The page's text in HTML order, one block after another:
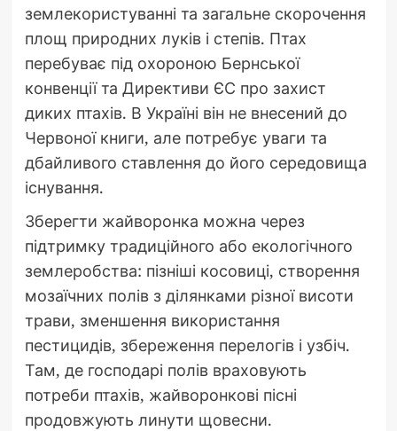
землекористуванні та загальне скорочення
площ природних луків і степів. Птах
перебуває під охороною Бернської
конвенції та Директиви ЄС про захист
диких птахів. В Україні він не внесений до
Червоної книги, але потребує уваги та
дбайливого ставлення до його середовища
існування.
Зберегти жайворонка можна через
підтримку традиційного або екологічного
землеробства: пізніші косовиці, створення
мозаїчних полів з ділянками різної висоти
трави, зменшення використання
пестицидів, збереження перелогів і узбіч.
Там, де господарі полів враховують
потреби птахів, жайворонкові пісні
продовжують линути щовесни.